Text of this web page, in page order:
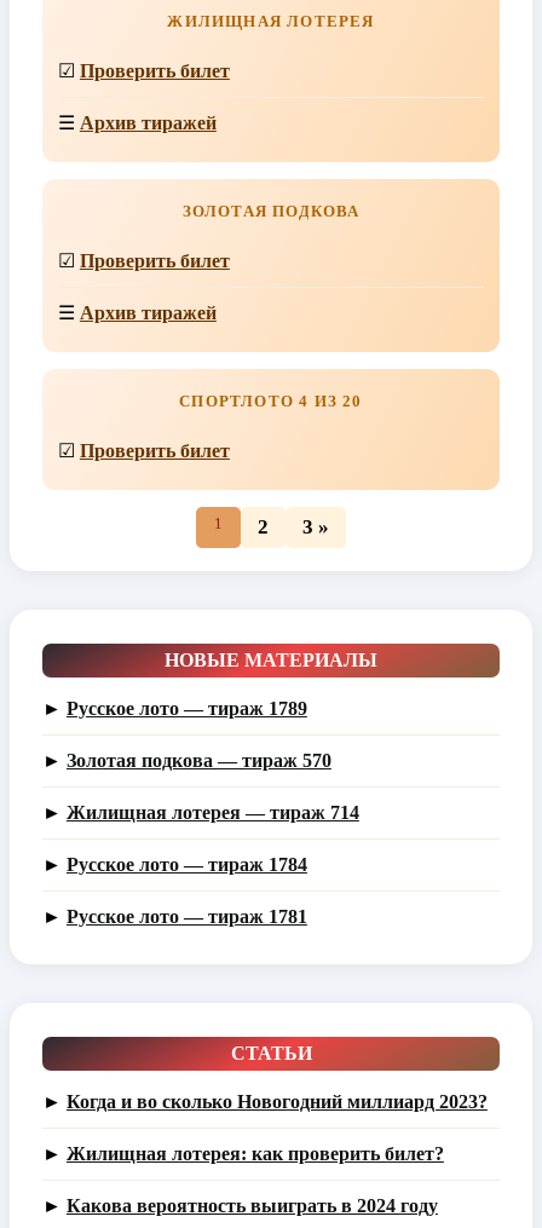
ЖИЛИЩНАЯ ЛОТЕРЕЯ
☑ Проверить билет
☰ Архив тиражей
ЗОЛОТАЯ ПОДКОВА
☑ Проверить билет
☰ Архив тиражей
СПОРТЛОТО 4 ИЗ 20
☑ Проверить билет
1 2 3 »
НОВЫЕ МАТЕРИАЛЫ
► Русское лото — тираж 1789
► Золотая подкова — тираж 570
► Жилищная лотерея — тираж 714
► Русское лото — тираж 1784
► Русское лото — тираж 1781
СТАТЬИ
► Когда и во сколько Новогодний миллиард 2023?
► Жилищная лотерея: как проверить билет?
► Какова вероятность выиграть в 2024 году